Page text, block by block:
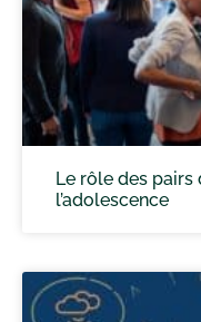
Le rôle des pairs
l’adolescence